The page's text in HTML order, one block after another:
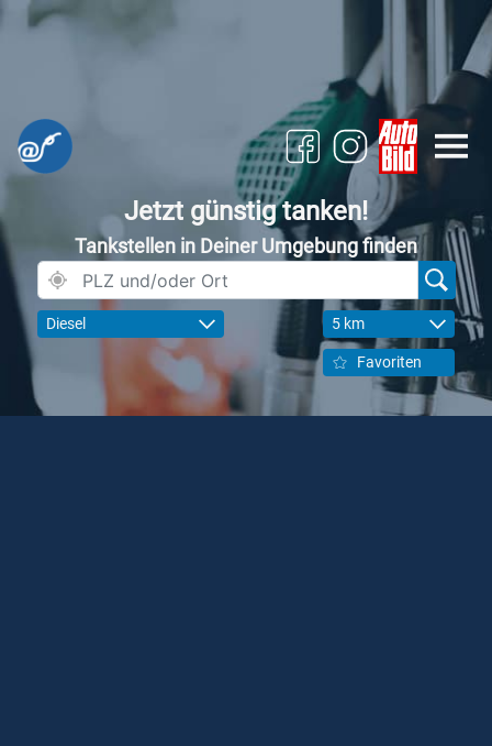
Jetzt günstig tanken!
Tankstellen in Deiner Umgebung finden
Diesel 5 km
Favoriten